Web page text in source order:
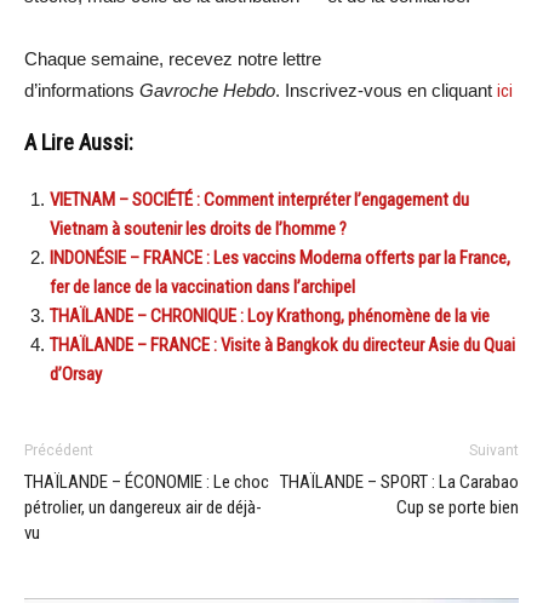
Chaque semaine, recevez notre lettre
d’informations Gavroche Hebdo. Inscrivez-vous en cliquant ici
A Lire Aussi:
VIETNAM – SOCIÉTÉ : Comment interpréter l’engagement du
Vietnam à soutenir les droits de l’homme ?
INDONÉSIE – FRANCE : Les vaccins Moderna offerts par la France,
fer de lance de la vaccination dans l’archipel
THAÏLANDE – CHRONIQUE : Loy Krathong, phénomène de la vie
THAÏLANDE – FRANCE : Visite à Bangkok du directeur Asie du Quai
d’Orsay
Précédent
THAÏLANDE – ÉCONOMIE : Le choc
pétrolier, un dangereux air de déjà-
vu
Suivant
THAÏLANDE – SPORT : La Carabao
Cup se porte bien